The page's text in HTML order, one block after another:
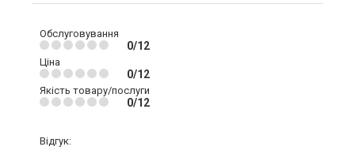
Обслуговування
0/12
Ціна
0/12
Якість товару/послуги
0/12
Відгук: